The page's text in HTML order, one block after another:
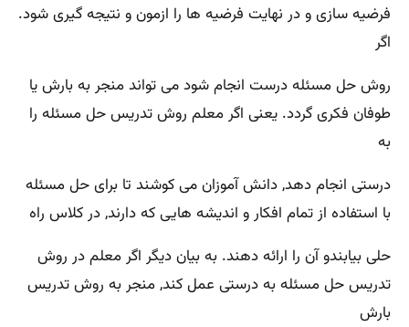
فرضیه سازی و در نهایت فرضیه ها را ازمون و نتیجه گیری شود.
اگر
روش حل مسئله درست انجام شود می تواند منجر به بارش یا
طوفان فکری گردد. یعنی اگر معلم روش تدریس حل مسئله را
به
درستی انجام دهد, دانش آموزان می کوشند تا برای حل مسئله
با استفاده از تمام افکار و اندیشه هایی که دارند, در کلاس راه
حلی بیابندو آن را ارائه دهند. به بیان دیگر اگر معلم در روش
تدریس حل مسئله به درستی عمل کند, منجر به روش تدریس
بارش